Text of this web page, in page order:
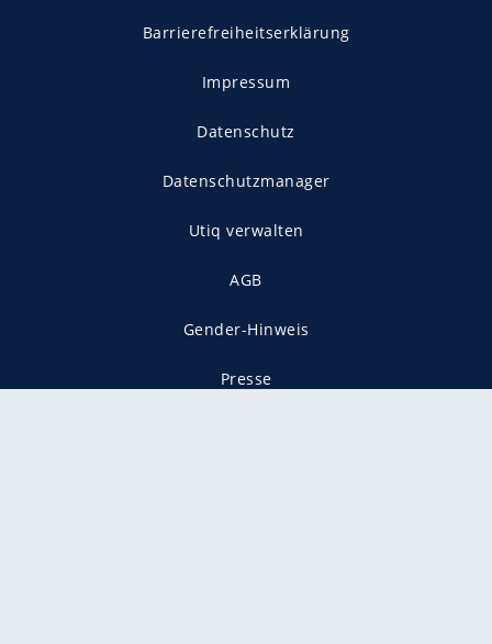
Barrierefreiheitserklärung
Impressum
Datenschutz
Datenschutzmanager
Utiq verwalten
AGB
Gender-Hinweis
Presse